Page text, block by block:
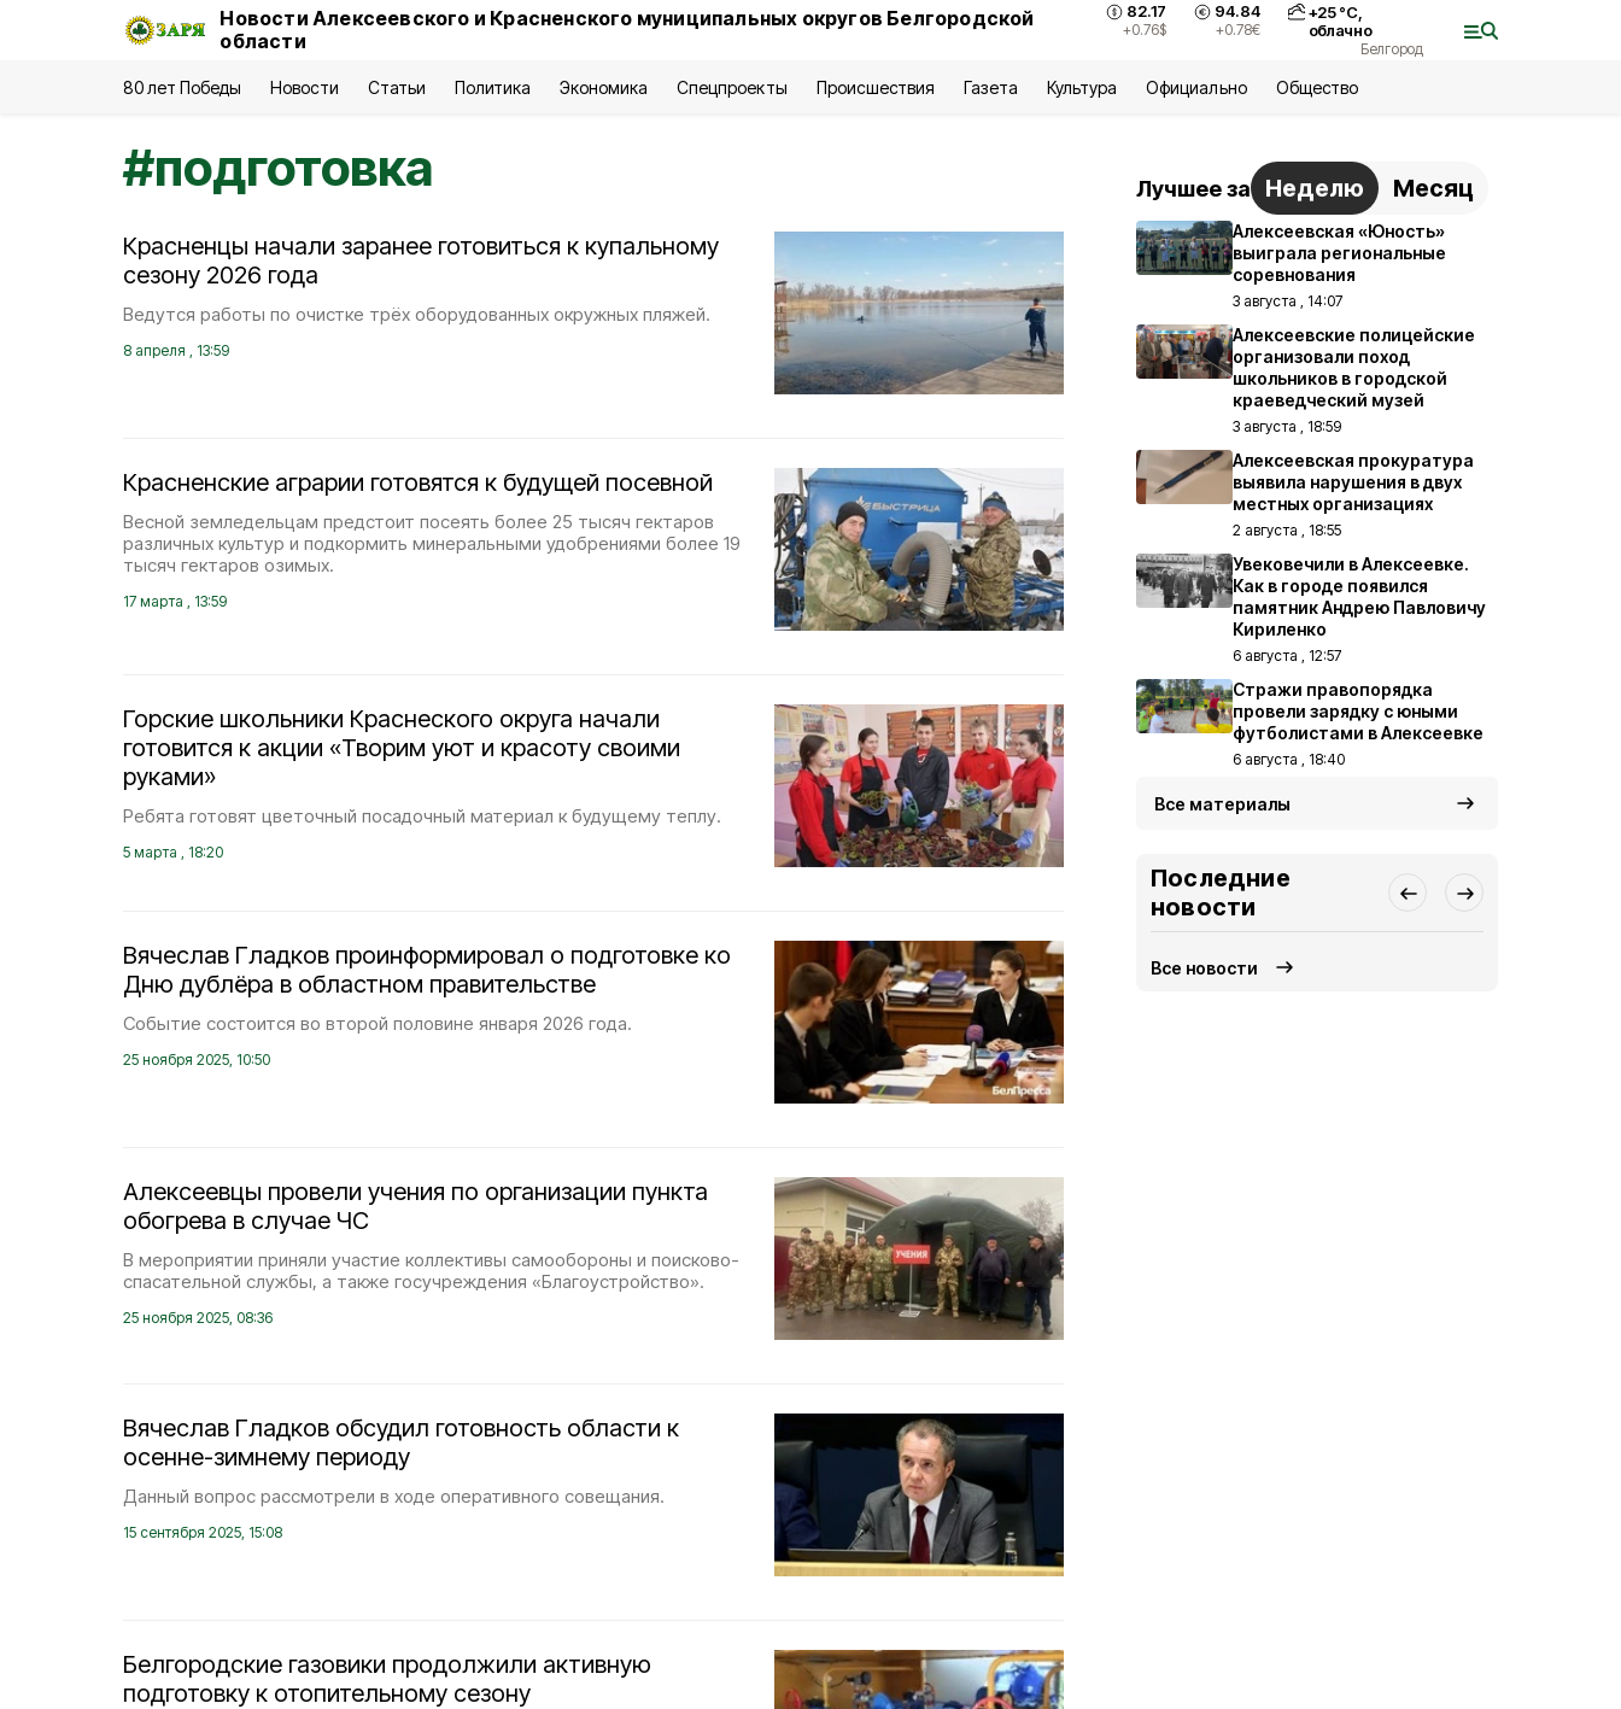
Новости Алексеевского и Красненского муниципальных округов Белгородской
области
82.17
+0.76$
94.84
+0.78€
+25°С,
облачно
Белгород
80 лет Победы Новости Статьи Политика Экономика Спецпроекты Происшествия Газета Культура Официально Общество
#подготовка
Красненцы начали заранее готовиться к купальному
сезону 2026 года
Ведутся работы по очистке трёх оборудованных окружных пляжей.
8 апреля , 13:59
Красненские аграрии готовятся к будущей посевной
Весной земледельцам предстоит посеять более 25 тысяч гектаров
различных культур и подкормить минеральными удобрениями более 19
тысяч гектаров озимых.
17 марта , 13:59
Горские школьники Краснеского округа начали
готовится к акции «Творим уют и красоту своими
руками»
Ребята готовят цветочный посадочный материал к будущему теплу.
5 марта , 18:20
Вячеслав Гладков проинформировал о подготовке ко
Дню дублёра в областном правительстве
Событие состоится во второй половине января 2026 года.
25 ноября 2025, 10:50
Алексеевцы провели учения по организации пункта
обогрева в случае ЧС
В мероприятии приняли участие коллективы самообороны и поисково-
спасательной службы, а также госучреждения «Благоустройство».
25 ноября 2025, 08:36
Вячеслав Гладков обсудил готовность области к
осенне-зимнему периоду
Данный вопрос рассмотрели в ходе оперативного совещания.
15 сентября 2025, 15:08
Белгородские газовики продолжили активную
подготовку к отопительному сезону
Лучшее за Неделю Месяц
Алексеевская «Юность»
выиграла региональные
соревнования
3 августа , 14:07
Алексеевские полицейские
организовали поход
школьников в городской
краеведческий музей
3 августа , 18:59
Алексеевская прокуратура
выявила нарушения в двух
местных организациях
2 августа , 18:55
Увековечили в Алексеевке.
Как в городе появился
памятник Андрею Павловичу
Кириленко
6 августа , 12:57
Стражи правопорядка
провели зарядку с юными
футболистами в Алексеевке
6 августа , 18:40
Все материалы
Последние
новости
Все новости